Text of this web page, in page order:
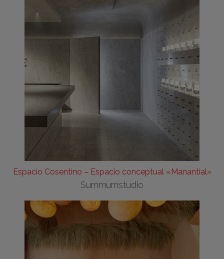
Espacio Cosentino – Espacio conceptual «Manantial»
Summumstudio